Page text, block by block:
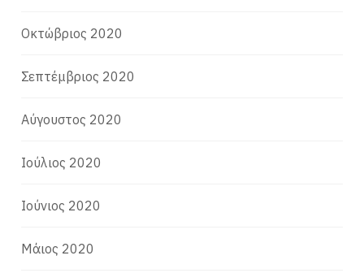
Οκτώβριος 2020
Σεπτέμβριος 2020
Αύγουστος 2020
Ιούλιος 2020
Ιούνιος 2020
Μάιος 2020